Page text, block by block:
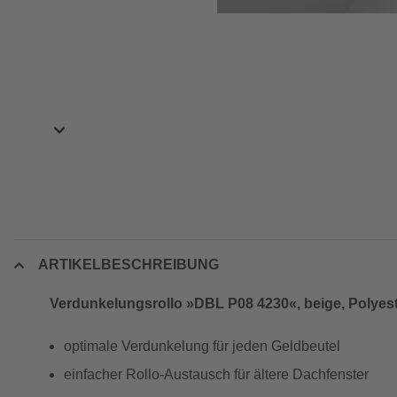
ARTIKELBESCHREIBUNG
Verdunkelungsrollo »DBL P08 4230«, beige,
optimale Verdunkelung für jeden Geldbeutel
einfacher Rollo-Austausch für ältere Dachfenster